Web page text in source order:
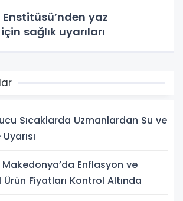
Enstitüsü’nden yaz
sağlık uyarıları
Sıcaklarda Uzmanlardan Su ve
Makedonya’da Enflasyon ve
Ürün Fiyatları Kontrol Altında